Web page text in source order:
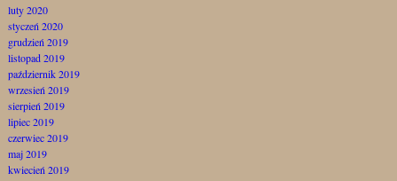
luty 2020
styczeń 2020
grudzień 2019
listopad 2019
październik 2019
wrzesień 2019
sierpień 2019
lipiec 2019
czerwiec 2019
maj 2019
kwiecień 2019